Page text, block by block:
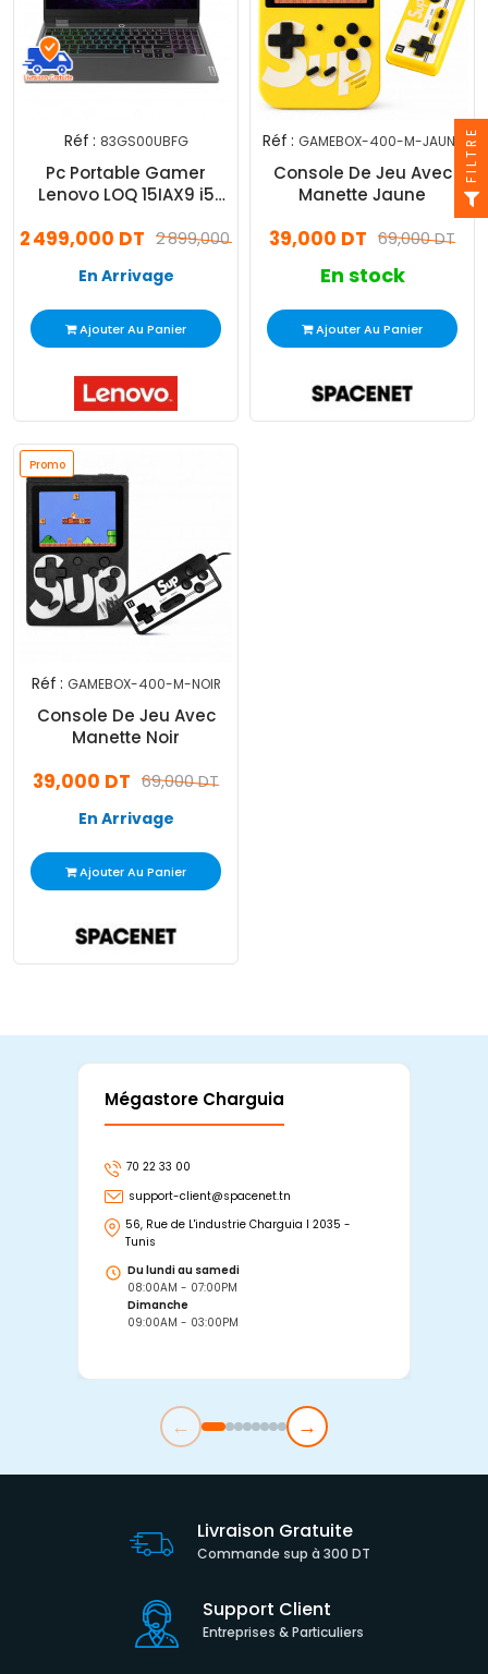
Réf : 83GS00UBFG
Pc Portable Gamer
Lenovo LOQ 15IAX9 i5
Windows 112 899,000 DT
2 499,000 DT
En Arrivage
Ajouter Au Panier
Réf : GAMEBOX-400-M-JAUNE
Console De Jeu Avec
Manette Jaune
69,000 DT
39,000 DT
En stock
Ajouter Au Panier
Promo
Réf : GAMEBOX-400-M-NOIR
Console De Jeu Avec
Manette Noir
69,000 DT
39,000 DT
En Arrivage
Ajouter Au Panier
Mégastore Charguia
70 22 33 00
support-client@spacenet.tn
56, Rue de L'industrie Charguia I 2035 -
Tunis
Du lundi au samedi
08:00AM - 07:00PM
Dimanche
09:00AM - 03:00PM
← →
Livraison Gratuite
Commande sup à 300 DT
Support Client
Entreprises & Particuliers
FILTRE